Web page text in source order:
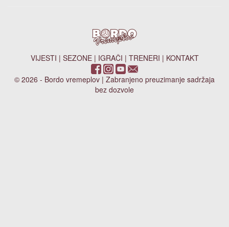
VIJESTI | SEZONE| IGRAČI | TRENERI | KONTAKT
© 2026 - Bordo vremeplov | Zabranjeno preuzimanje sadržaja
bez dozvole